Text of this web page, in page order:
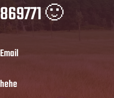
869771 🙂
Email
hehe